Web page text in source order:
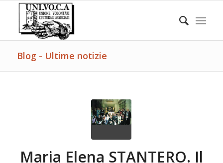
Blog - Ultime notizie
Maria Elena STANTERO. Il